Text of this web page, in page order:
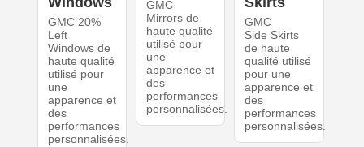
GMC 20%
Left
Windows de
haute qualité
utilisé pour
une
apparence et
des
performances
personnalisées.
GMC
Mirrors de
haute qualité
utilisé pour
une
apparence et
des
performances
personnalisées.
GMC
Side Skirts
de haute
qualité utilisé
pour une
apparence et
des
performances
personnalisées.